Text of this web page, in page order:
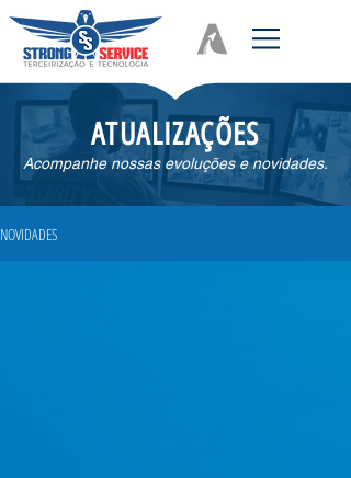
ATUALIZAÇÕES
Acompanhe nossas evoluções e novidades.
NOVIDADES